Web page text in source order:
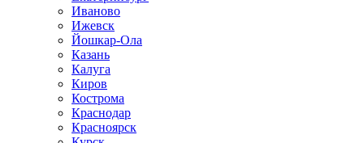
Иваново
Ижевск
Йошкар-Ола
Казань
Калуга
Киров
Кострома
Краснодар
Красноярск